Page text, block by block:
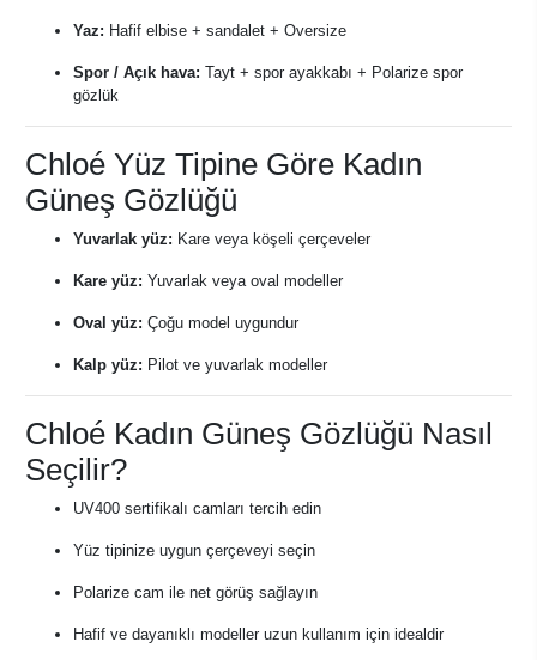
Yaz: Hafif elbise + sandalet + Oversize
Spor / Açık hava: Tayt + spor ayakkabı + Polarize spor
gözlük
Chloé Yüz Tipine Göre Kadın
Güneş Gözlüğü
Yuvarlak yüz: Kare veya köşeli çerçeveler
Kare yüz: Yuvarlak veya oval modeller
Oval yüz: Çoğu model uygundur
Kalp yüz: Pilot ve yuvarlak modeller
Chloé Kadın Güneş Gözlüğü Nasıl
Seçilir?
UV400 sertifikalı camları tercih edin
Yüz tipinize uygun çerçeveyi seçin
Polarize cam ile net görüş sağlayın
Hafif ve dayanıklı modeller uzun kullanım için idealdir